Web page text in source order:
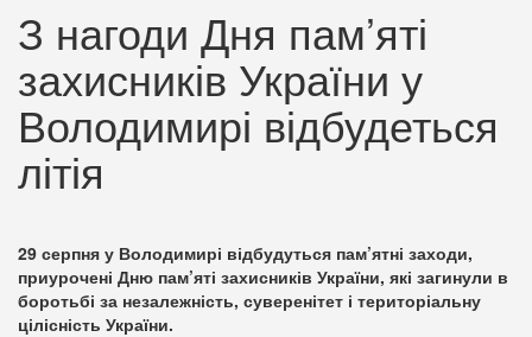
З нагоди Дня пам’яті
захисників України у
Володимирі відбудеться
літія
29 серпня у Володимирі відбудуться пам’ятні заходи,
приурочені Дню пам’яті захисників України, які загинули в
боротьбі за незалежність, суверенітет і територіальну
цілісність України.